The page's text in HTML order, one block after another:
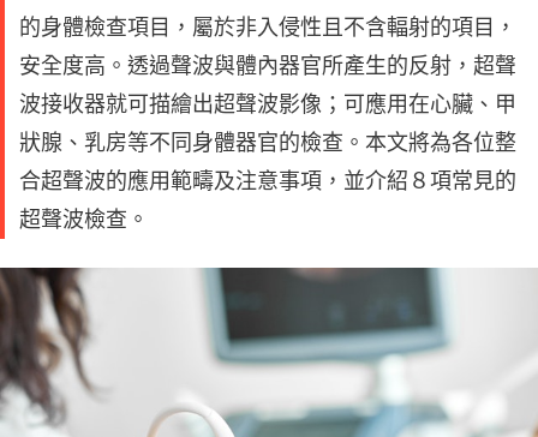
的身體檢查項目，屬於非入侵性且不含輻射的項目，
安全度高。透過聲波與體內器官所產生的反射，超聲
波接收器就可描繪出超聲波影像；可應用在心臟、甲
狀腺、乳房等不同身體器官的檢查。本文將為各位整
合超聲波的應用範疇及注意事項，並介紹８項常見的
超聲波檢查。